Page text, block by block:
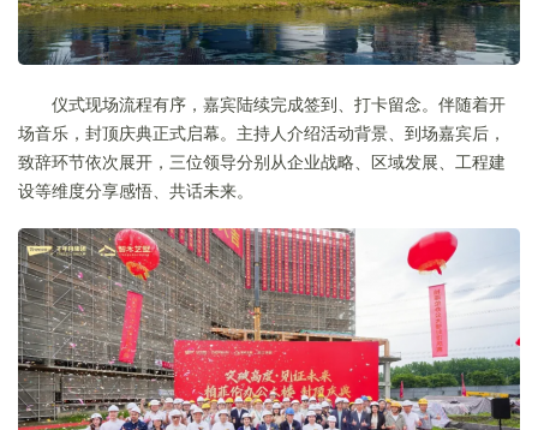
仪式现场流程有序，嘉宾陆续完成签到、打卡留念。伴随着开
场音乐，封顶庆典正式启幕。主持人介绍活动背景、到场嘉宾后，
致辞环节依次展开，三位领导分别从企业战略、区域发展、工程建
设等维度分享感悟、共话未来。